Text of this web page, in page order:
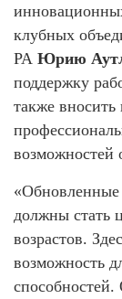
клубных
РА Юрию
поддержку
также вносить
возможностей
«Обновленные
должны стать
возрастов.
возможность